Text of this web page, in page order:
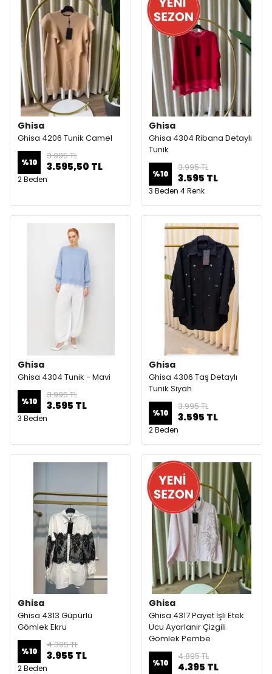
Ghisa
Ghisa 4206 Tunik Camel
%10
3.995 TL
3.595,50 TL
2 Beden
Ghisa
Ghisa 4304 Ribana Detaylı
Tunik
%10
3.995 TL
3.595 TL
3 Beden 4 Renk
Ghisa
Ghisa 4304 Tunik - Mavi
%10
3.995 TL
3.595 TL
3 Beden
Ghisa
Ghisa 4306 Taş Detaylı
Tunik Siyah
%10
3.995 TL
3.595 TL
2 Beden
Ghisa
Ghisa 4313 Güpürlü
Gömlek Ekru
%10
4.395 TL
3.955 TL
2 Beden
Ghisa
Ghisa 4317 Payet İşli Etek
Ucu Ayarlanır Çizgili
Gömlek Pembe
%10
4.895 TL
4.395 TL